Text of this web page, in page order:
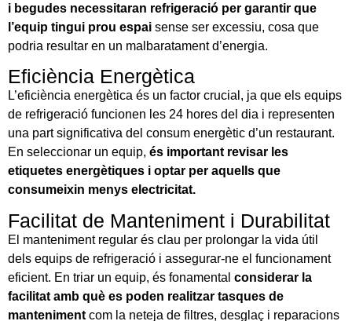
i begudes necessitaran refrigeració per garantir que
l’equip tingui prou espai sense ser excessiu, cosa que
podria resultar en un malbaratament d’energia.
Eficiència Energètica
L’eficiència energètica és un factor crucial, ja que els equips
de refrigeració funcionen les 24 hores del dia i representen
una part significativa del consum energètic d’un restaurant.
En seleccionar un equip, és important revisar les
etiquetes energètiques i optar per aquells que
consumeixin menys electricitat.
Facilitat de Manteniment i Durabilitat
El manteniment regular és clau per prolongar la vida útil
dels equips de refrigeració i assegurar-ne el funcionament
eficient. En triar un equip, és fonamental considerar la
facilitat amb què es poden realitzar tasques de
manteniment com la neteja de filtres, desglaç i reparacions